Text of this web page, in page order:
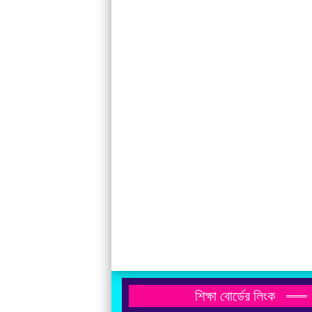
শিক্ষা বোর্ডের লিংক